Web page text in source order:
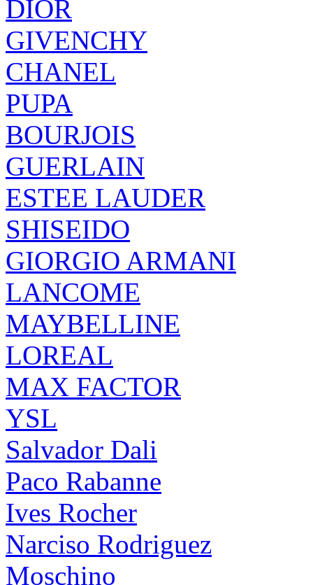
DIOR
GIVENCHY
CHANEL
PUPA
BOURJOIS
GUERLAIN
ESTEE LAUDER
SHISEIDO
GIORGIO ARMANI
LANCOME
MAYBELLINE
LOREAL
MAX FACTOR
YSL
Salvador Dali
Paco Rabanne
Ives Rocher
Narciso Rodriguez
Moschino